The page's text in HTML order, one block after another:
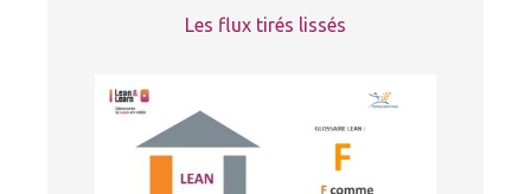
Les flux tirés lissés